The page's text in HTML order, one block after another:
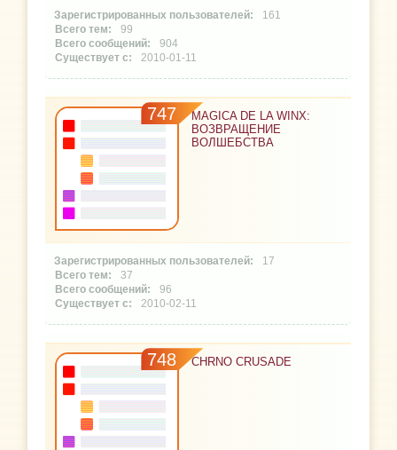
161
99
904
2010-01-11
747
MAGICA DE LA WINX:
ВОЗВРАЩЕНИЕ
ВОЛШЕБСТВА
17
37
96
2010-02-11
748 CHRNO CRUSADE